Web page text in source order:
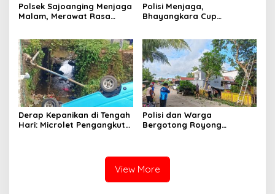
Polsek Sajoanging Menjaga
Malam, Merawat Rasa
Polisi Menjaga,
Bhayangkara Cup
Derap Kepanikan di Tengah
Hari: Microlet Pengangkut
Polisi dan Warga
Bergotong Royong
Rawan Tumbang
View More